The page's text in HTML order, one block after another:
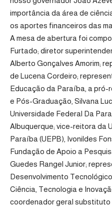
importância da área de
os aportes financeiros das
A mesa de abertura foi
Furtado; diretor
Alberto Gonçalves Amorim;
de Lucena Cordeiro;
Educação da Paraíba, a pró-
e Pós-Graduação, Silvana
Universidade Federal Da
Albuquerque; vice-reitora da
Paraíba (UEPB), Ivonildes
Fundação de Apoio a
Guedes Rangel Junior;
Desenvolvimento
Ciência, Tecnologia e
coordenador geral